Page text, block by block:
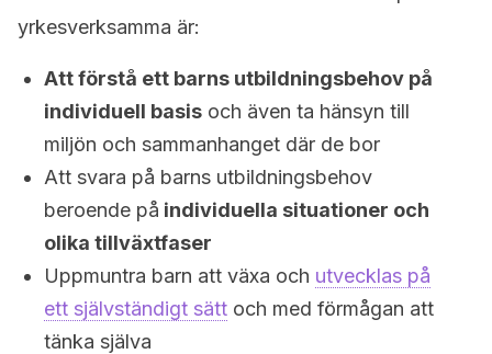
yrkesverksamma är:
Att förstå ett barns utbildningsbehov på
individuell basis och även ta hänsyn till
miljön och sammanhanget där de bor
Att svara på barns utbildningsbehov
beroende på individuella situationer och
olika tillväxtfaser
Uppmuntra barn att växa och utvecklas på
ett självständigt sätt och med förmågan att
tänka själva